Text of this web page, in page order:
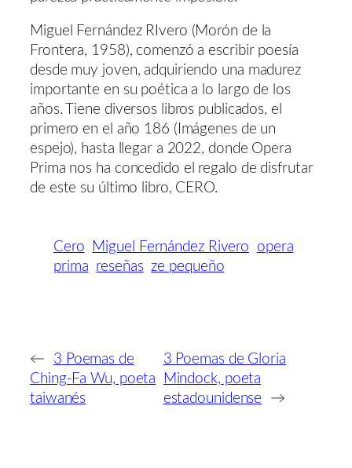
Miguel Fernández RIvero (Morón de la
Frontera, 1958), comenzó a escribir poesía
desde muy joven, adquiriendo una madurez
importante en su poética a lo largo de los
años. Tiene diversos libros publicados, el
primero en el año 186 (Imágenes de un
espejo), hasta llegar a 2022, donde Opera
Prima nos ha concedido el regalo de disfrutar
de este su último libro, CERO.
Cero Miguel Fernández Rivero
opera
prima reseñas ze pequeño
←
3 Poemas de
Ching-Fa Wu, poeta
taiwanés
3 Poemas de Gloria
Mindock, poeta
estadounidense
→